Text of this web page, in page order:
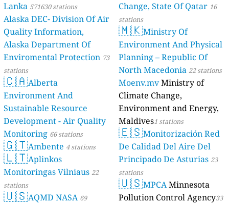
Lanka 571630 stations
Alaska DEC- Division Of Air
Quality Information,
Alaska Department Of
Enviromental Protection 73
stations
🇨🇦Alberta
Environment And
Sustainable Resource
Development - Air Quality
Monitoring 66 stations
🇬🇹Ambente 4 stations
🇱🇹Aplinkos
Monitoringas Vilniaus 22
stations
🇺🇸AQMD NASA 69
Change, State Of Qatar 16
stations
🇲🇰Ministry Of
Environment And Physical
Planning – Republic Of
North Macedonia 22 stations
Moenv.mvMinistry of
Climate Change,
Environment and Energy,
Maldives1 stations
🇪🇸Monitorización Red
De Calidad Del Aire Del
Principado De Asturias 23
stations
🇺🇸MPCAMinnesota
Pollution Control Agency33